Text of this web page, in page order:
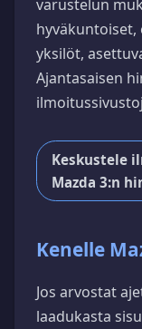
varustelun
yksilöt,
Ajantasaisen
Keskustele
Mazda 3:n
Kenelle
Jos arvostat
laadukasta